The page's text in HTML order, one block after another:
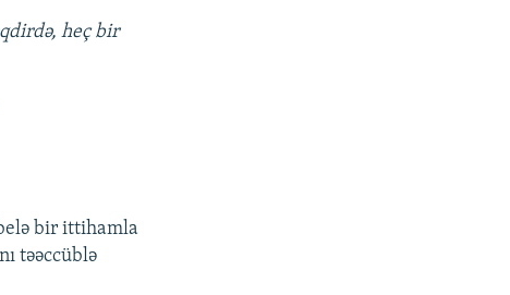
heç bir
bir ittihamla
təəccüblə